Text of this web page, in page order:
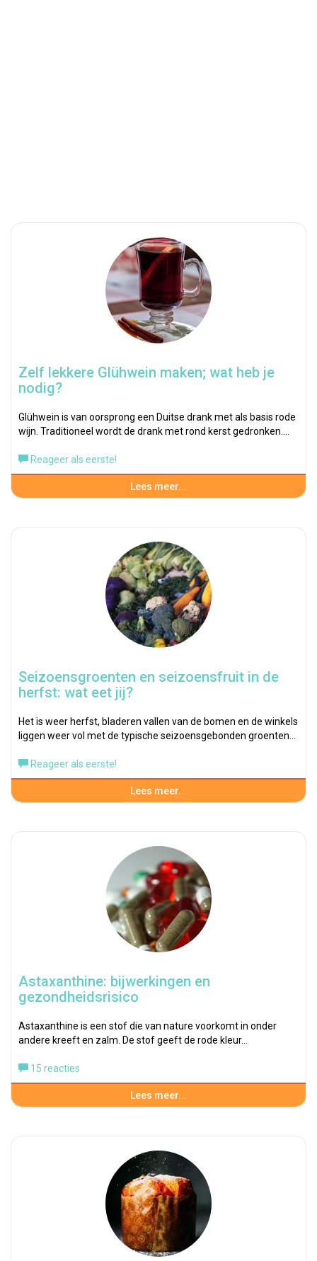
Zelf lekkere Glühwein maken; wat heb je
nodig?
Glühwein is van oorsprong een Duitse drank met als basis rode
wijn. Traditioneel wordt de drank met rond kerst gedronken.…
Reageer als eerste!
Lees meer...
Seizoensgroenten en seizoensfruit in de
herfst: wat eet jij?
Het is weer herfst, bladeren vallen van de bomen en de winkels
liggen weer vol met de typische seizoensgebonden groenten…
Reageer als eerste!
Lees meer...
Astaxanthine: bijwerkingen en
gezondheidsrisico
Astaxanthine is een stof die van nature voorkomt in onder
andere kreeft en zalm. De stof geeft de rode kleur…
15 reacties
Lees meer...